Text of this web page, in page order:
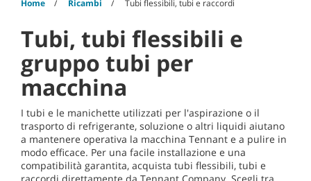
Home Ricambi Tubi flessibili, tubi e raccordi
Tubi, tubi flessibili e
gruppo tubi per
macchina
I tubi e le manichette utilizzati per l'aspirazione o il
trasporto di refrigerante, soluzione o altri liquidi aiutano
a mantenere operativa la macchina Tennant e a pulire in
modo efficace. Per una facile installazione e una
compatibilità garantita, acquista tubi flessibili, tubi e